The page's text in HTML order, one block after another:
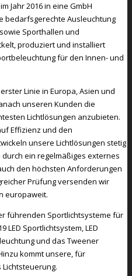
Jahr 2016 in eine GmbH
bedarfsgerechte Ausleuchtung
Sporthallen und
produziert und installiert
für den Innen- und
Linie in Europa, Asien und
unseren Kunden die
Lichtlösungen anzubieten.
Effizienz und den
unsere Lichtlösungen stetig
ein regelmäßiges externes
den höchsten Anforderungen
Prüfung versenden wir
europaweit.
führenden Sportlichtsysteme für
LED Sportlichtsystem, LED
und das Tweener
kommt unsere, für